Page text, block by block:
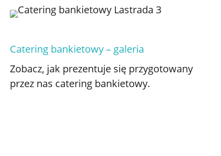
Catering bankietowy – galeria
Zobacz, jak prezentuje się przygotowany
przez nas catering bankietowy.